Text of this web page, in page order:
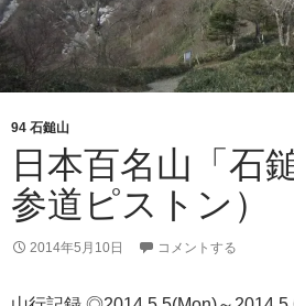
ー
ス
よ
り
チ
縦
走
中
94 石鎚山
日本百名山「石
参道ピストン）
2014年5月10日 コメントする